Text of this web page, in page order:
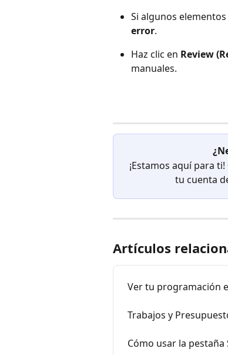
Si algunos
error.
Haz clic en Review
manuales.
¡Estamos aquí para
tu cuenta
Artículos
Ver tu programación
Trabajos y
Cómo usar la